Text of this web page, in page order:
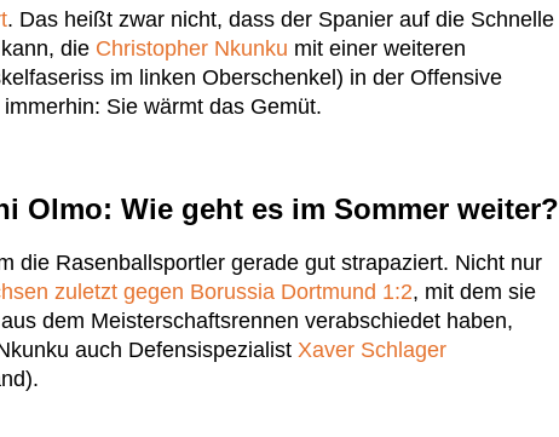
. Das heißt zwar nicht, dass der Spanier auf die Schnelle
die Christopher Nkunku mit einer weiteren
im linken Oberschenkel) in der Offensive
Sie wärmt das Gemüt.
Olmo: Wie geht es im Sommer weiter?
die Rasenballsportler gerade gut strapaziert. Nicht nur
zuletzt gegen Borussia Dortmund 1:2, mit dem sie
dem Meisterschaftsrennen verabschiedet haben,
auch Defensispezialist Xaver Schlager